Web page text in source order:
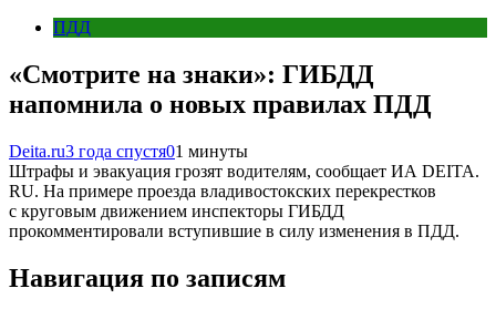
ПДД
«Смотрите на знаки»: ГИБДД
напомнила о новых правилах ПДД
Deita.ru3 года спустя01 минуты
Штрафы и эвакуация грозят водителям, сообщает ИА DEITA.
RU. На примере проезда владивостокских перекрестков
с круговым движением инспекторы ГИБДД
прокомментировали вступившие в силу изменения в ПДД.
Навигация по записям